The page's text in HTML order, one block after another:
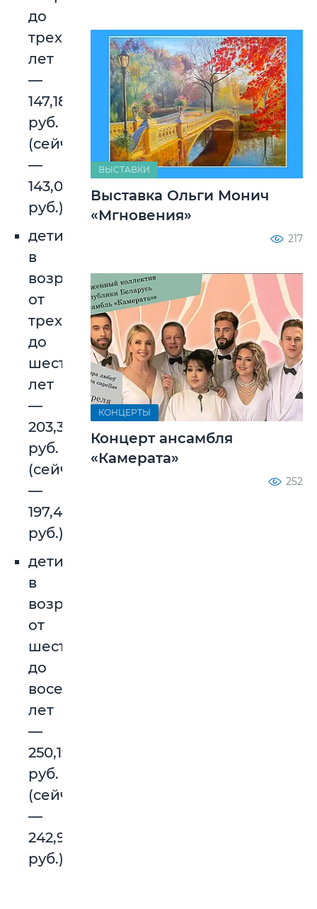
до
трех
лет
—
147,18
руб.
(сейчас
—
143,09
руб.);
дети
в
возрасте
от
трех
до
шести
лет
—
203,38
руб.
(сейчас
—
197,42
руб.);
дети
в
возрасте
от
шести
до
восемнадцати
лет
—
250,19
руб.
(сейчас
—
242,9
руб.).
ВЫСТАВКИ
Выставка Ольги Монич
«Мгновения»
217
КОНЦЕРТЫ
Концерт ансамбля
«Камерата»
252